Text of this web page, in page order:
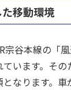
移動環境
谷本線の「
います。そ
なります。